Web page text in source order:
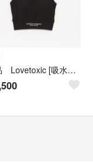
新品 Lovetoxic [吸水速乾】クロップドタンクトップSサイズ【140】